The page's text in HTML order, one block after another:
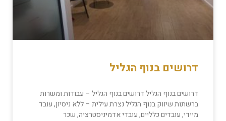
דרושים בנוף הגליל
דרושים בנוף הגליל דרושים בנוף הגליל – עבודות ומשרות
ברשתות שיווק בנוף הגליל נצרת עילית – ללא ניסיון, עובד
מיידי, עובדים כלליים, עובדי אדמיניסטרציה, שכר